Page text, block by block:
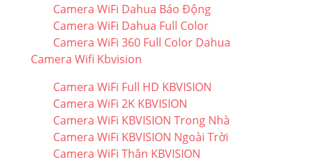
Camera WiFi Dahua Báo Động
Camera WiFi Dahua Full Color
Camera WiFi 360 Full Color Dahua
Camera Wifi Kbvision
Camera WiFi Full HD KBVISION
Camera WiFi 2K KBVISION
Camera WiFi KBVISION Trong Nhà
Camera WiFi KBVISION Ngoài Trời
Camera WiFi Thân KBVISION